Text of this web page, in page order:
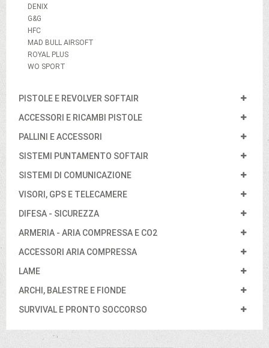
DENIX
G&G
HFC
MAD BULL AIRSOFT
ROYAL PLUS
WO SPORT
PISTOLE E REVOLVER SOFTAIR
ACCESSORI E RICAMBI PISTOLE
PALLINI E ACCESSORI
SISTEMI PUNTAMENTO SOFTAIR
SISTEMI DI COMUNICAZIONE
VISORI, GPS E TELECAMERE
DIFESA - SICUREZZA
ARMERIA - ARIA COMPRESSA E CO2
ACCESSORI ARIA COMPRESSA
LAME
ARCHI, BALESTRE E FIONDE
SURVIVAL E PRONTO SOCCORSO